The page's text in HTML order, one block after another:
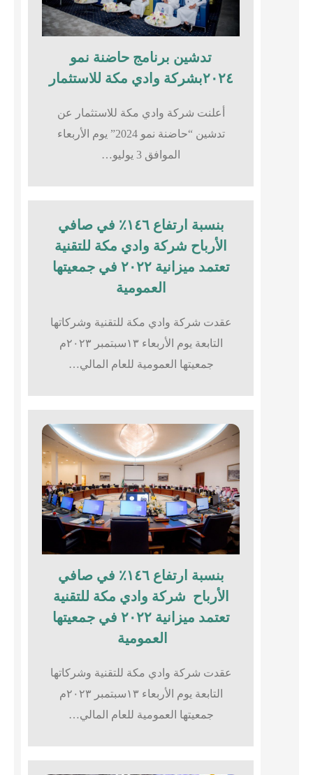
تدشين برنامج حاضنة نمو
٢٠٢٤بشركة وادي مكة للاستثمار
أعلنت شركة وادي مكة للاستثمار عن
تدشين “حاضنة نمو 2024” يوم الأربعاء
الموافق 3 يوليو…
بنسبة ارتفاع ١٤٦٪؜ في صافي
الأرباح شركة وادي مكة للتقنية
تعتمد ميزانية ٢٠٢٢ في جمعيتها
العمومية
عقدت شركة وادي مكة للتقنية وشركاتها
التابعة يوم الأربعاء ١٣سبتمبر ٢٠٢٣م
جمعيتها العمومية للعام المالي…
بنسبة ارتفاع ١٤٦٪؜ في صافي
الأرباح شركة وادي مكة للتقنية
تعتمد ميزانية ٢٠٢٢ في جمعيتها
العمومية
عقدت شركة وادي مكة للتقنية وشركاتها
التابعة يوم الأربعاء ١٣سبتمبر ٢٠٢٣م
جمعيتها العمومية للعام المالي…